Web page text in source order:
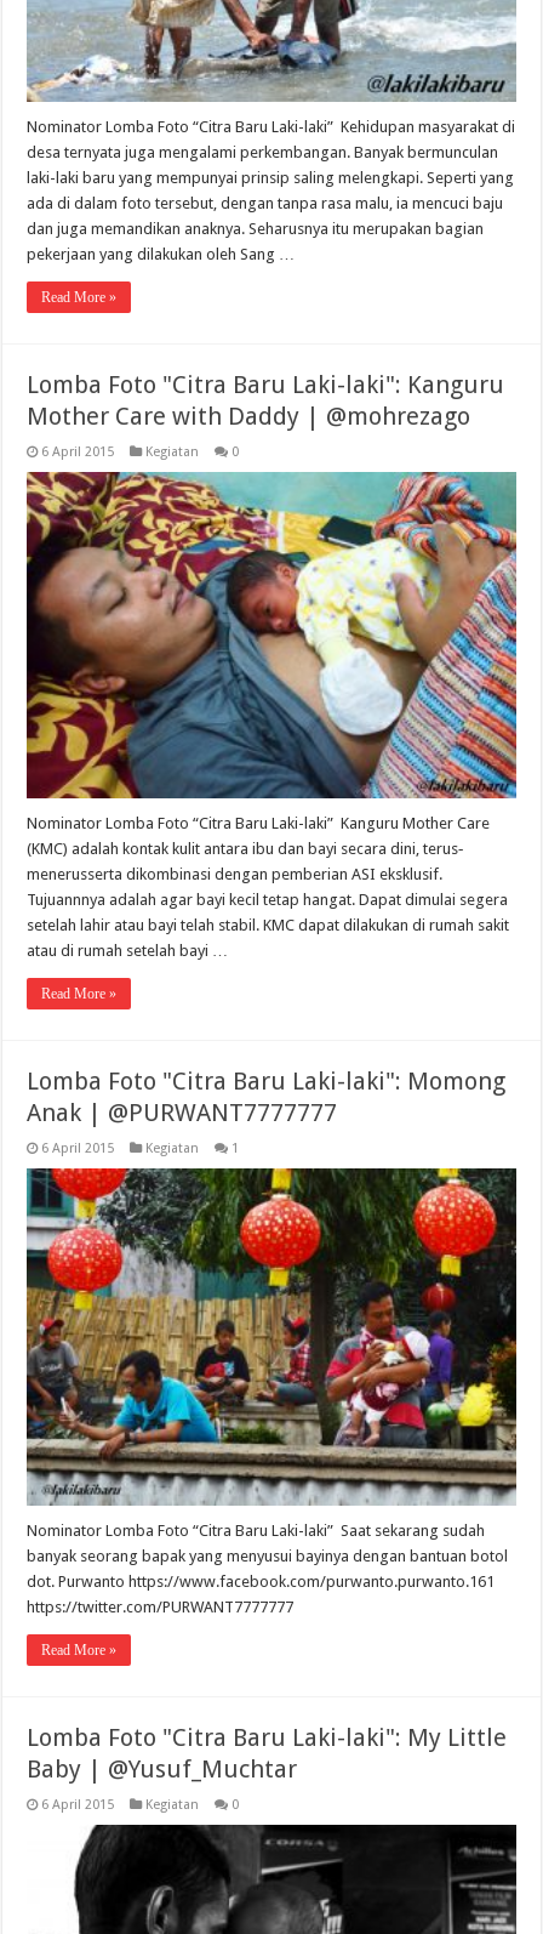
Nominator Lomba Foto “Citra Baru Laki-laki” Kehidupan masyarakat di
desa ternyata juga mengalami perkembangan. Banyak bermunculan
laki-laki baru yang mempunyai prinsip saling melengkapi. Seperti yang
ada di dalam foto tersebut, dengan tanpa rasa malu, ia mencuci baju
dan juga memandikan anaknya. Seharusnya itu merupakan bagian
pekerjaan yang dilakukan oleh Sang …
Read More »
Lomba Foto "Citra Baru Laki-laki": Kanguru
Mother Care with Daddy | @mohrezago
6 April 2015 Kegiatan 0
Nominator Lomba Foto “Citra Baru Laki-laki” Kanguru Mother Care
(KMC) adalah kontak kulit antara ibu dan bayi secara dini, terus‐
menerusserta dikombinasi dengan pemberian ASI eksklusif.
Tujuannnya adalah agar bayi kecil tetap hangat. Dapat dimulai segera
setelah lahir atau bayi telah stabil. KMC dapat dilakukan di rumah sakit
atau di rumah setelah bayi …
Read More »
Lomba Foto "Citra Baru Laki-laki": Momong
Anak | @PURWANT7777777
6 April 2015 Kegiatan 1
Nominator Lomba Foto “Citra Baru Laki-laki” Saat sekarang sudah
banyak seorang bapak yang menyusui bayinya dengan bantuan botol
dot. Purwanto https://www.facebook.com/purwanto.purwanto.161
https://twitter.com/PURWANT7777777
Read More »
Lomba Foto "Citra Baru Laki-laki": My Little
Baby | @Yusuf_Muchtar
6 April 2015 Kegiatan 0